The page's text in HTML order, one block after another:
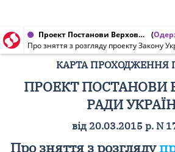
Проект Постанови Верховної Ради України від 20.03.2015 № 1750/П (